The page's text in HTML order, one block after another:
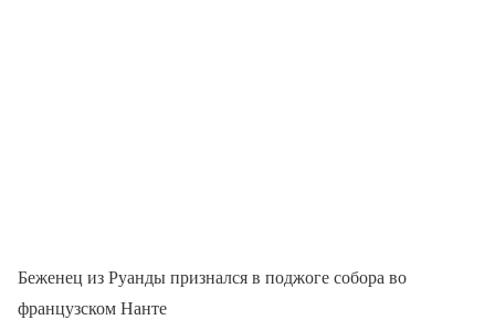
Беженец из Руанды признался в поджоге собора во
французском Нанте